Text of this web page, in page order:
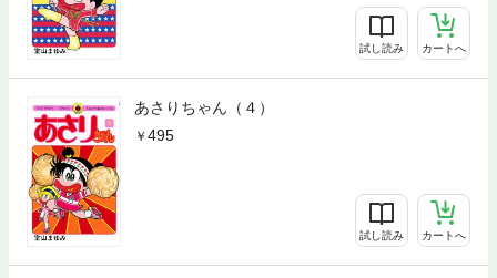
試し読み カートへ
あさりちゃん（４）
495
試し読み カートへ